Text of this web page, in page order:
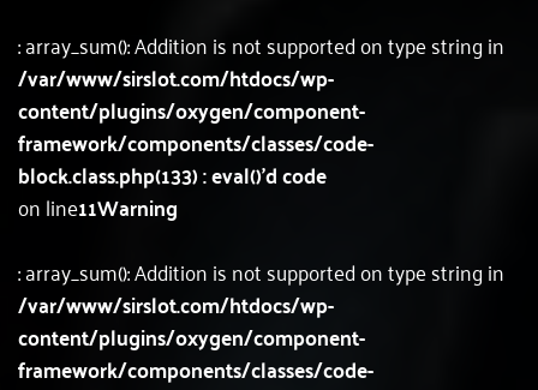
: array_sum(): Addition is not supported on type string in
/var/www/sirslot.com/htdocs/wp-
content/plugins/oxygen/component-
framework/components/classes/code-
block.class.php(133) : eval()'d code
on line11Warning
: array_sum(): Addition is not supported on type string in
/var/www/sirslot.com/htdocs/wp-
content/plugins/oxygen/component-
framework/components/classes/code-